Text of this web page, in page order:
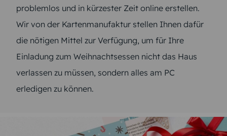
problemlos und in kürzester Zeit online erstellen.
Wir von der Kartenmanufaktur stellen Ihnen dafür
die nötigen Mittel zur Verfügung, um für Ihre
Einladung zum Weihnachtsessen nicht das Haus
verlassen zu müssen, sondern alles am PC
erledigen zu können.